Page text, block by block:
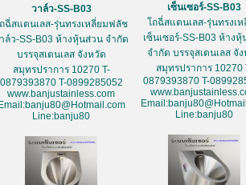
วาล์ว-SS-B03
ฉี่สแตนเลส-รุ่นทรงเหลี่ยมฟลัช
ล์ว-SS-B03 ห้างหุ้นส่วน จำกัด
บรรจุสเตนเลส จังหวัด
สมุทรปราการ 10270 T-
0879393870 T-0899285052
www.banjustainless.com
Email:banju80@Hotmail.com
Line:banju80
เซ็นเซอร์-SS-B03
โถฉี่สแตนเลส-รุ่นทรงเห
เซ็นเซอร์-SS-B03 ห้างหุ้
จำกัด บรรจุสเตนเลส จั
สมุทรปราการ 10270
0879393870 T-
Line:banju80